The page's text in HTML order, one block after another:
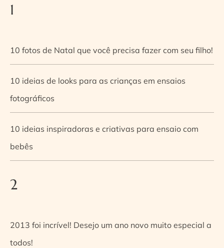
1
10 fotos de Natal que você precisa fazer com seu filho!
10 ideias de looks para as crianças em ensaios
fotográficos
10 ideias inspiradoras e criativas para ensaio com
bebês
2
2013 foi incrível! Desejo um ano novo muito especial a
todos!